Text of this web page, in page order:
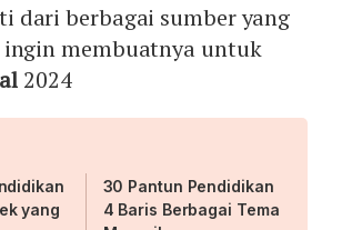
dari berbagai sumber yang
membuatnya untuk
2024
yang
30 Pantun Pendidikan
4 Baris Berbagai Tema